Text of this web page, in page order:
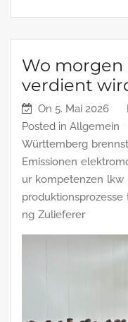
Wo morgen
verdient
On 5. Mai 2026
Posted in Allgemein
Württemberg
Emissionen
ur kompetenzen lkw
produktionsprozesse
ng Zulieferer